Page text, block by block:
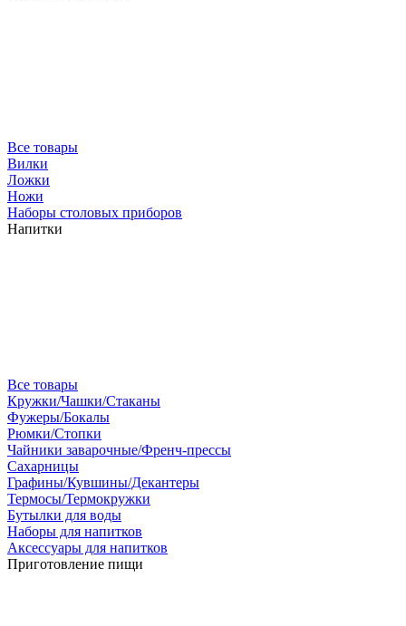
Все товары
Вилки
Ложки
Ножи
Наборы столовых приборов
Напитки
Все товары
Кружки/Чашки/Стаканы
Фужеры/Бокалы
Рюмки/Стопки
Чайники заварочные/Френч-прессы
Сахарницы
Графины/Кувшины/Декантеры
Термосы/Термокружки
Бутылки для воды
Наборы для напитков
Аксессуары для напитков
Приготовление пищи